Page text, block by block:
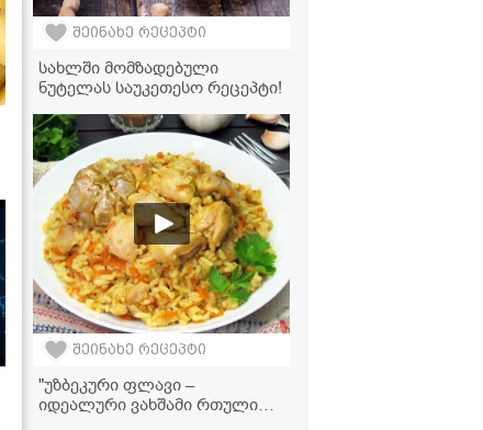
შეინახე რეცეპტი
სახლში მომზადებული
ნუტელას საუკეთესო რეცეპტი!
შეინახე რეცეპტი
"უზბეკური ფლავი –
იდეალური ვახშამი რთული